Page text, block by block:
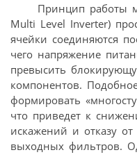
Принцип работы
Multi Level Inverter)
ячейки соединяются
чего напряжение
превысить
компонентов.
формировать
что приведет к
искажений и отказу
выходных фильтров.